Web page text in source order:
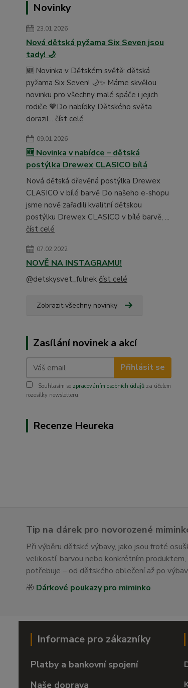
Novinky
23.01.2026
Nová dětská pyžama Six Seven jsou
tady! 🌙
🆕 Novinka v Dětském světě: dětská
pyžama Six Seven! 🌙✨ Máme skvělou
novinku pro všechny malé spáče i jejich
rodiče 💙Do nabídky Dětského světa
dorazil... číst celé
09.01.2026
🆕 Novinka v nabídce – dětská
postýlka Drewex CLASICO bílá
Nová dětská dřevěná postýlka Drewex
CLASICO v bílé barvě Do našeho e-shopu
jsme nově zařadili kvalitní dětskou
postýlku Drewex CLASICO v bílé barvě, ...
číst celé
07.02.2022
NOVĚ NA INSTAGRAMU!
@detskysvet_fulnek číst celé
Zobrazit všechny novinky
Zasílání novinek a akcí
Přihlásit se
Souhlasím se zpracováním osobních údajů za účelem
rozesílky newsletteru.
Recenze Heureka
Tip na dárek pro novorozené
Při výběru dětské výbavy, jako jsou froté
velikostí, barvou nebo konkrétním
potřebuje – od dětského oblečení až po
🎁 Dárkové poukazy pro miminko
Informace pro zákazníky
Platby a bankovní spojení
Naše doprava